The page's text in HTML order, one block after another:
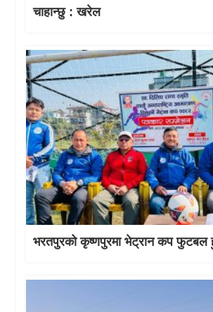
चाहान्छु : खरेल
भरतपुरको कृष्णपुरमा भेट्रान कप फुटबल